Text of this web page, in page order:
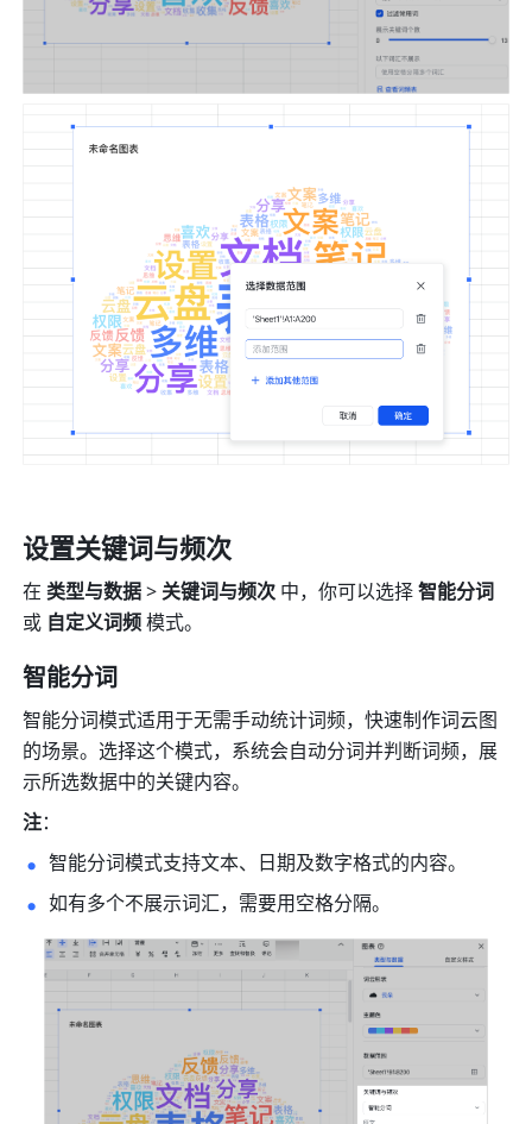
设置关键词与频次
在 类型与数据 > 关键词与频次 中，你可以选择
或 自定义词频 模式。
智能分词
智能分词模式适用于无需手动统计词频，快速制作词云图
的场景。选择这个模式，系统会自动分词并判断词频，展
示所选数据中的关键内容。
注：
智能分词模式支持文本、日期及数字格式的内容。
如有多个不展示词汇，需要用空格分隔。